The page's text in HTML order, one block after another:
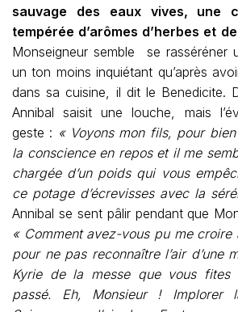
sauvage des eaux vives, une
tempérée d’arômes d’herbes et
Monseigneur semble se rasséréner
un ton moins inquiétant qu’après
dans sa cuisine, il dit le Benedicite.
Annibal saisit une louche, mais
geste : « Voyons mon fils, pour
la conscience en repos et il me
chargée d’un poids qui vous
ce potage d’écrevisses avec la
Annibal se sent pâlir pendant que
« Comment avez-vous pu me croire
pour ne pas reconnaître l’air d’une
Kyrie de la messe que vous fites
passé. Eh, Monsieur ! Implorer